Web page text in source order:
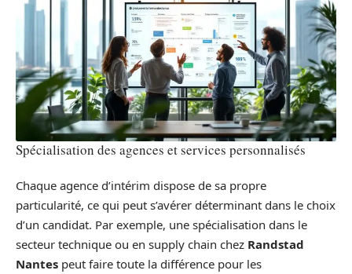
Spécialisation des agences et services personnalisés
Chaque agence d’intérim dispose de sa propre
particularité, ce qui peut s’avérer déterminant dans le choix
d’un candidat. Par exemple, une spécialisation dans le
secteur technique ou en supply chain chez Randstad
Nantes peut faire toute la différence pour les